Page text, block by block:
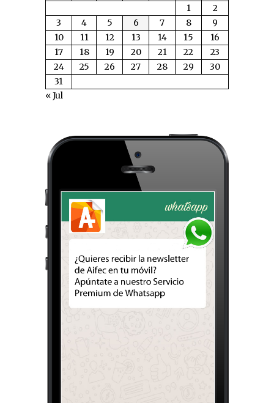
1
2
3
4 5 6 7 8
9
10
11 12 13 14 15
16
17
18 19 20 21 22
23
24
25 26 27 28 29
30
31
« Jul